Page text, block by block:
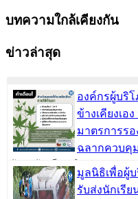
บทความใกล้เคียงกัน
ข่าวล่าสุด
องค์กรผู้บริ
ข้างเคียงเ
มาตรการรอ
ฉลากควบคุ
วันพฤหัสบดี, 09 มิถุนายน 2565
มูลนิธิเพื่อผู้
รับส่งนักเรี